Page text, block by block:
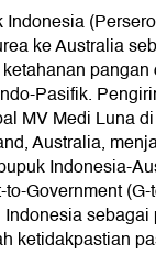
Indonesia
ke Australia
Pasifik.
MV Medi Luna
Australia,
Indonesia-
Government
ketidakpastian